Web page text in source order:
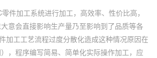
件加工系统进行加工，高效率、性价比高，
意会直接影响生产量乃至影响到了品质等各
加工工艺流程过度分散化造成这种情况原因在
，程序编写简易、简单化实际操作加工，应